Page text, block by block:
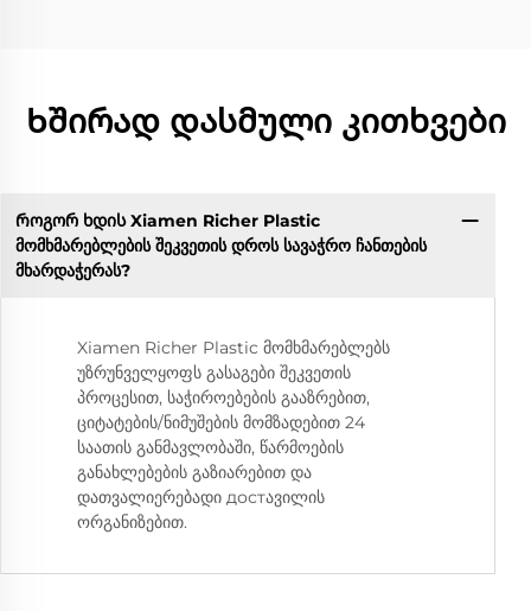
Ხშირად დასმული კითხვები
Როგორ ხდის Xiamen Richer Plastic
მომხმარებლების შეკვეთის დროს სავაჭრო ჩანთების
მხარდაჭერას?
Xiamen Richer Plastic მომხმარებლებს
უზრუნველყოფს გასაგები შეკვეთის
პროცესით, საჭიროებების გააზრებით,
ციტატების/ნიმუშების მომზადებით 24
საათის განმავლობაში, წარმოების
განახლებების გაზიარებით და
დათვალიერებადი достავილის
ორგანიზებით.